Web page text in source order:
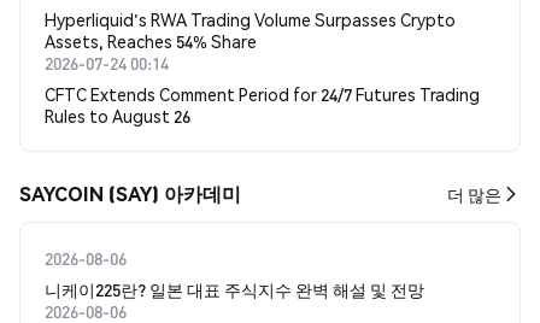
Hyperliquid's RWA Trading Volume Surpasses Crypto
Assets, Reaches 54% Share
2026-07-24 00:14
CFTC Extends Comment Period for 24/7 Futures Trading
Rules to August 26
SAYCOIN (SAY) 아카데미 더 많은
2026-08-06
니케이225란? 일본 대표 주식지수 완벽 해설 및 전망
2026-08-06